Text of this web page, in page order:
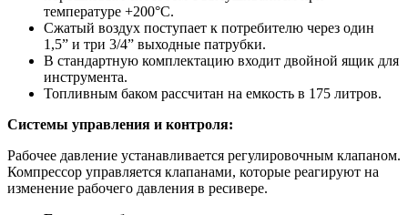
температуре +200°С.
Сжатый воздух поступает к потребителю через один
1,5” и три 3/4” выходные патрубки.
В стандартную комплектацию входит двойной ящик для
инструмента.
Топливным баком рассчитан на емкость в 175 литров.
Системы управления и контроля:
Рабочее давление устанавливается регулировочным клапаном.
Компрессор управляется клапанами, которые реагируют на
изменение рабочего давления в ресивере.